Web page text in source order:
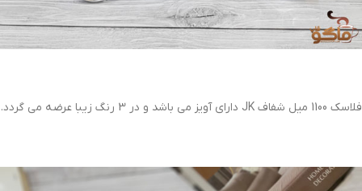
فلاسک 1100 میل شفاف JK دارای آویز می باشد و در 3 رنگ زیبا عرضه می گردد.